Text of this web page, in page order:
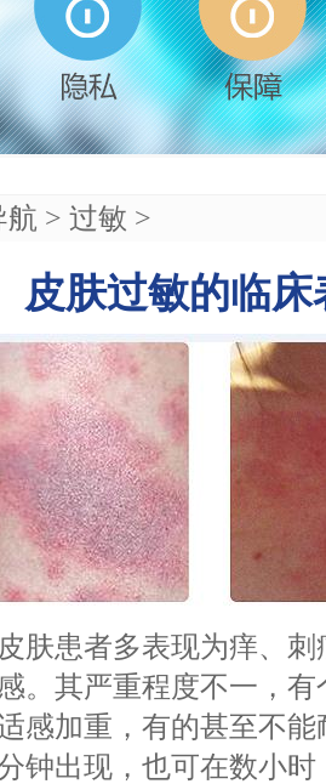
航 > 过敏 >
皮肤过敏的临床
患者多表现为痒、刺
。其严重程度不一，
感加重，有的甚至不
钟出现，也可在数小